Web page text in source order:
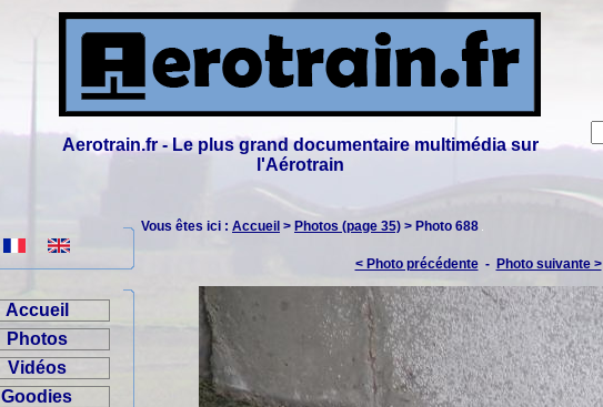
Aerotrain.fr - Le plus grand documentaire multimédia sur
l'Aérotrain
Accueil
Photos
Vidéos
Goodies
Vous êtes ici : Accueil > Photos (page 35) > Photo 688
< Photo précédente- Photo suivante >